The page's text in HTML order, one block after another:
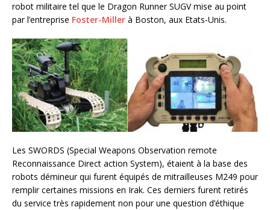
robot militaire tel que le Dragon Runner SUGV mise au point
par l’entreprise Foster-Miller à Boston, aux Etats-Unis.
Les SWORDS (Special Weapons Observation remote
Reconnaissance Direct action System), étaient à la base des
robots démineur qui furent équipés de mitrailleuses M249 pour
remplir certaines missions en Irak. Ces derniers furent retirés
du service très rapidement non pour une question d’éthique